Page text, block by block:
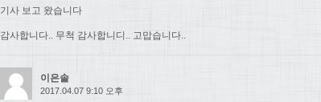
기사 보고 왔습니다
감사합니다.. 무척 감사합니디.. 고맙습니다..
이은솔
2017.04.07 9:10 오후